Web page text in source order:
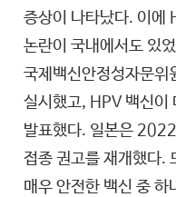
증상이 나타났다. 이에
논란이 국내에서도 있
국제백신안정성자문위
실시했고, HPV 백신이
발표했다. 일본은
접종 권고를 재개했다.
매우 안전한 백신 중